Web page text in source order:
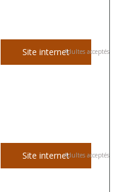
Site internetAdultes acceptés
Site internetAdultes acceptés